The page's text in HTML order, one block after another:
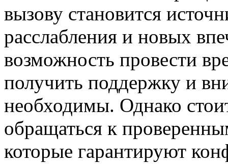
вызову становится
расслабления и новых
возможность провести
получить поддержку и
необходимы. Однако
обращаться к
которые гарантируют